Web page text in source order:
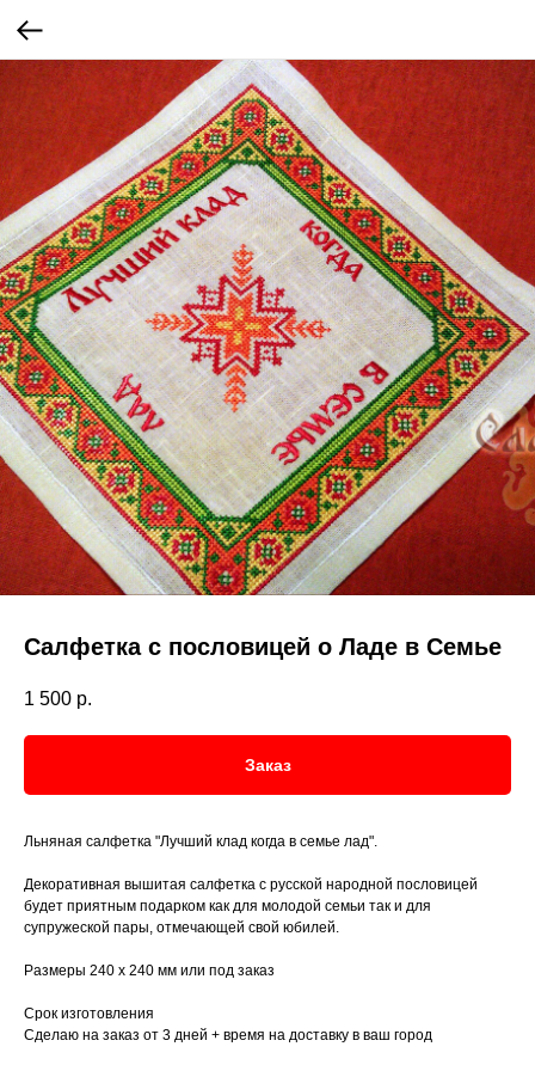
Салфетка с пословицей о Ладе в Семье
1 500 р.
Заказ
Льняная салфетка "Лучший клад когда в семье лад".
Декоративная вышитая салфетка с русской народной пословицей
будет приятным подарком как для молодой семьи так и для
супружеской пары, отмечающей свой юбилей.
Размеры 240 х 240 мм или под заказ
Срок изготовления
Сделаю на заказ от 3 дней + время на доставку в ваш город